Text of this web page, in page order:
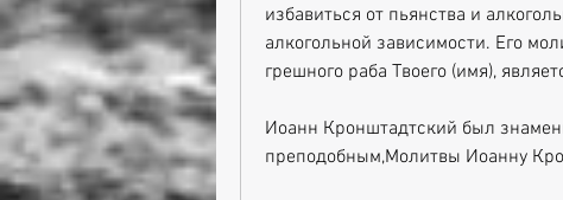
избавиться от пьянства и
алкогольной зависимости. Его
грешного раба Твоего (имя),
Иоанн Кронштадтский был
преподобным,Молитвы Иоанну